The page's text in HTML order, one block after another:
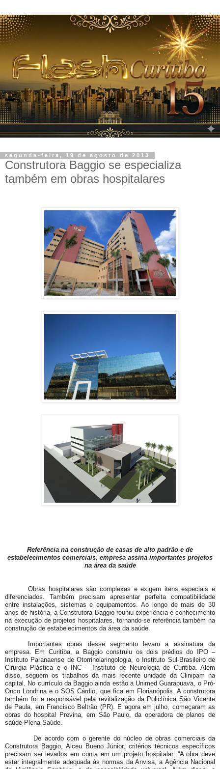
segunda-feira, 19 de agosto de 2013
Construtora Baggio se especializa
também em obras hospitalares
Referência na construção de casas de alto padrão e de
estabelecimentos comerciais, empresa assina importantes projetos
na área da saúde
Obras hospitalares são complexas e exigem itens especiais e
diferenciados. Também precisam apresentar perfeita compatibilidade
entre instalações, sistemas e equipamentos. Ao longo de mais de 30
anos de história, a Construtora Baggio reuniu experiência e conhecimento
na execução de projetos hospitalares, tornando-se referência também na
construção de estabelecimentos da área da saúde.
Importantes obras desse segmento levam a assinatura da
empresa. Em Curitiba, a Baggio construiu os dois prédios do IPO –
Instituto Paranaense de Otorrinolaringologia, o Instituto Sul-Brasileiro de
Cirurgia Plástica e o INC – Instituto de Neurologia de Curitiba. Além
disso, seguem os trabalhos da mais recente unidade da Clinipam na
capital. No currículo da Baggio ainda estão a Unimed Guarapuava, o Pró-
Onco Londrina e o SOS Cárdio, que fica em Florianópolis. A construtora
também foi a responsável pela revitalização da Policlínica São Vicente
de Paula, em Francisco Beltrão (PR). E agora em julho, começaram as
obras do hospital Previna, em São Paulo, da operadora de planos de
saúde Plena Saúde.
De acordo com o gerente do núcleo de obras comerciais da
Construtora Baggio, Alceu Bueno Júnior, critérios técnicos específicos
precisam ser levados em conta em um projeto hospitalar. “A obra deve
estar integralmente adequada às normas da Anvisa, a Agência Nacional